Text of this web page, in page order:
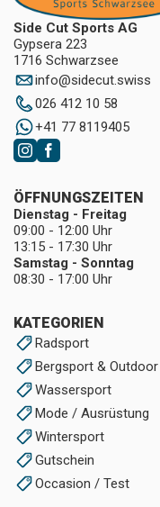
Side Cut Sports AG
Gypsera 223
1716 Schwarzsee
info@sidecut.swiss
026 412 10 58
+41 77 8119405
KATEGORIEN
Radsport
Bergsport & Outdoor
Wassersport
Mode / Ausrüstung
Wintersport
Gutschein
Occasion / Test
ÖFFNUNGSZEITEN
Dienstag - Freitag
09:00 - 12:00 Uhr
13:15 - 17:30 Uhr
Samstag - Sonntag
08:30 - 17:00 Uhr